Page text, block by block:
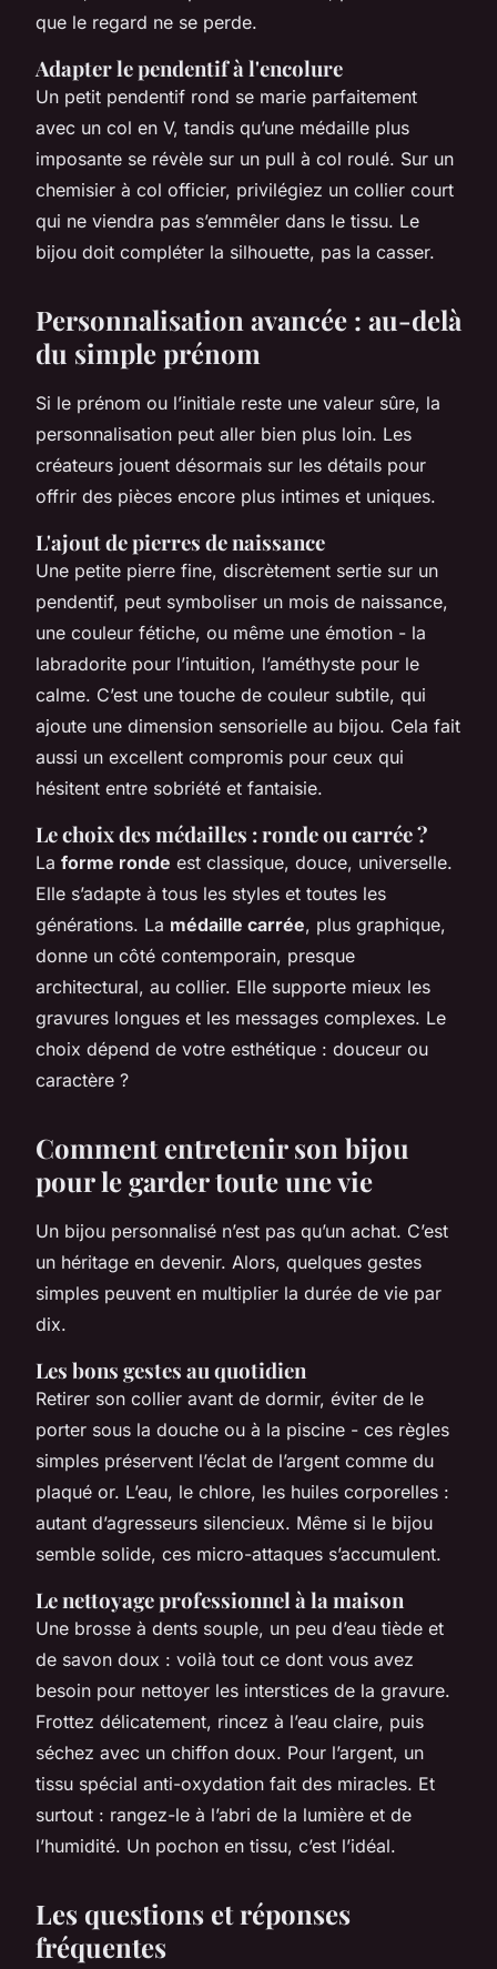
que le regard ne se perde.
Adapter le pendentif à l'encolure
Un petit pendentif rond se marie parfaitement
avec un col en V, tandis qu’une médaille plus
imposante se révèle sur un pull à col roulé. Sur un
chemisier à col officier, privilégiez un collier court
qui ne viendra pas s’emmêler dans le tissu. Le
bijou doit compléter la silhouette, pas la casser.
Personnalisation avancée : au-delà
du simple prénom
Si le prénom ou l’initiale reste une valeur sûre, la
personnalisation peut aller bien plus loin. Les
créateurs jouent désormais sur les détails pour
offrir des pièces encore plus intimes et uniques.
L'ajout de pierres de naissance
Une petite pierre fine, discrètement sertie sur un
pendentif, peut symboliser un mois de naissance,
une couleur fétiche, ou même une émotion - la
labradorite pour l’intuition, l’améthyste pour le
calme. C’est une touche de couleur subtile, qui
ajoute une dimension sensorielle au bijou. Cela fait
aussi un excellent compromis pour ceux qui
hésitent entre sobriété et fantaisie.
Le choix des médailles : ronde ou carrée ?
La forme ronde est classique, douce, universelle.
Elle s’adapte à tous les styles et toutes les
générations. La médaille carrée, plus graphique,
donne un côté contemporain, presque
architectural, au collier. Elle supporte mieux les
gravures longues et les messages complexes. Le
choix dépend de votre esthétique : douceur ou
caractère ?
Comment entretenir son bijou
pour le garder toute une vie
Un bijou personnalisé n’est pas qu’un achat. C’est
un héritage en devenir. Alors, quelques gestes
simples peuvent en multiplier la durée de vie par
dix.
Les bons gestes au quotidien
Retirer son collier avant de dormir, éviter de le
porter sous la douche ou à la piscine - ces règles
simples préservent l’éclat de l’argent comme du
plaqué or. L’eau, le chlore, les huiles corporelles :
autant d’agresseurs silencieux. Même si le bijou
semble solide, ces micro-attaques s’accumulent.
Le nettoyage professionnel à la maison
Une brosse à dents souple, un peu d’eau tiède et
de savon doux : voilà tout ce dont vous avez
besoin pour nettoyer les interstices de la gravure.
Frottez délicatement, rincez à l’eau claire, puis
séchez avec un chiffon doux. Pour l’argent, un
tissu spécial anti-oxydation fait des miracles. Et
surtout : rangez-le à l’abri de la lumière et de
l’humidité. Un pochon en tissu, c’est l’idéal.
Les questions et réponses
fréquentes